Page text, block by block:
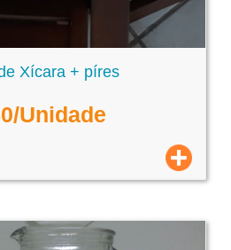
Xícara + píres
/Unidade